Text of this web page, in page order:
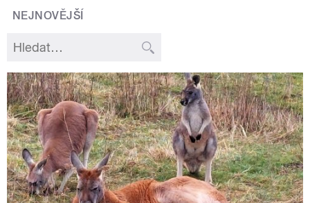
NEJNOVĚJŠÍ